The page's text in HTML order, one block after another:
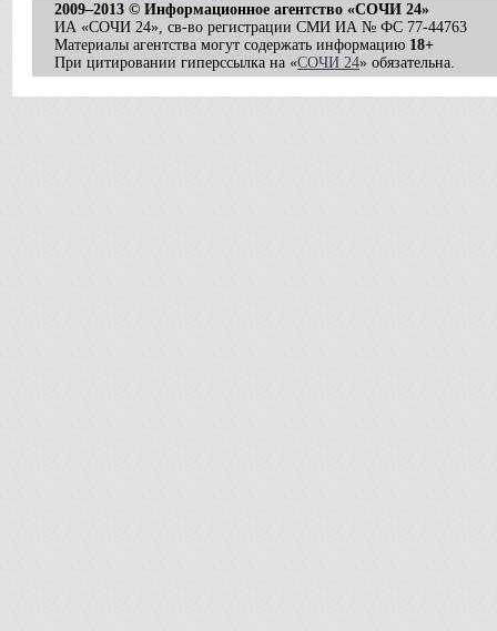
2009–2013 © Информационное агентство «СОЧИ 24»
ИА «СОЧИ 24», св-во регистрации СМИ ИА № ФС 77-44763
Материалы агентства могут содержать информацию 18+
При цитировании гиперссылка на «СОЧИ 24» обязательна.